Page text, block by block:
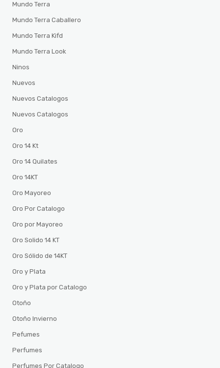
Mundo Terra
Mundo Terra Caballero
Mundo Terra Kifd
Mundo Terra Look
Ninos
Nuevos
Nuevos Catalogos
Nuevos Catalogos
Oro
Oro 14 Kt
Oro 14 Quilates
Oro 14KT
Oro Mayoreo
Oro Por Catalogo
Oro por Mayoreo
Oro Solido 14 KT
Oro Sólido de 14KT
Oro y Plata
Oro y Plata por Catalogo
Otoño
Otoño Invierno
Pefumes
Perfumes
Perfumes Por Catalogo